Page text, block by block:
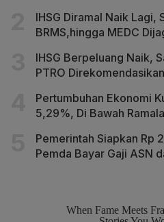
IHSG Diramal Naik Lagi,
BRMS,hingga MEDC
IHSG Berpeluang Naik,
PTRO
Pertumbuhan Ekonomi
5,29%, Di Bawah
Pemerintah Siapkan Rp
Pemda Bayar Gaji ASN